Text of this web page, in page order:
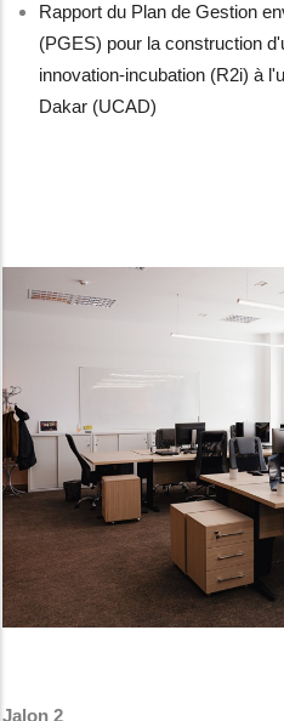
Rapport du Plan de Gestion
(PGES) pour la construction
innovation-incubation (R2i) à
Dakar (UCAD)
Jalon 2